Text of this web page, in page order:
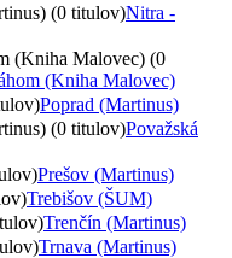
(0 titulov)Nitra -
(Kniha Malovec) (0
(Kniha Malovec)
Poprad (Martinus)
(0 titulov)Považská
Prešov (Martinus)
Trebišov (ŠUM)
Trenčín (Martinus)
Trnava (Martinus)